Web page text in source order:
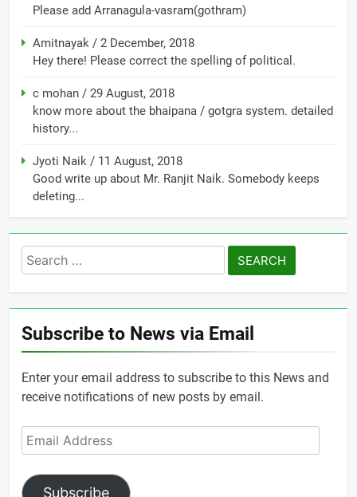
Please add Arranagula-vasram(gothram)
Amitnayak / 2 December, 2018
Hey there! Please correct the spelling of political.
c mohan / 29 August, 2018
know more about the bhaipana / gotgra system. detailed
history...
Jyoti Naik / 11 August, 2018
Good write up about Mr. Ranjit Naik. Somebody keeps
deleting...
Search
for:
Subscribe to News via Email
Enter your email address to subscribe to this News and
receive notifications of new posts by email.
Email
Address
Subscribe